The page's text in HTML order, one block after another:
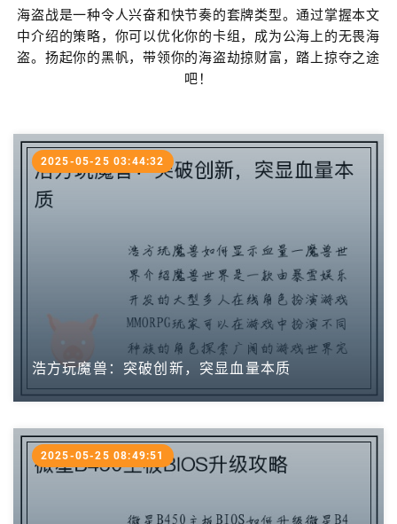
海盗战是一种令人兴奋和快节奏的套牌类型。通过掌握本文
中介绍的策略，你可以优化你的卡组，成为公海上的无畏海
盗。扬起你的黑帆，带领你的海盗劫掠财富，踏上掠夺之途
吧！
浩方玩魔兽：突破创新，突显血量本质
2025-05-25 03:44:32
2025-05-25 08:49:51